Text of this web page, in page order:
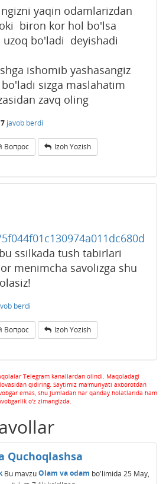
yaqin odamlarizdan
biron kor hol bo'lsa
bo'ladi deyishadi
ishomib yashasangiz
sizga maslahatim
zavq oling
javob berdi
Вопрос Izoh Yozish
ssilkada tush tabirlari
menimcha savolizga shu
berdi
Вопрос Izoh Yozish
Telegram kanallardan olindi. Maqoladagi
qidiring. Saytimiz ma'muriyati axborotdan
emas, shu jumladan har qanday holatlarida ham
o'z zimangizda.
Quchoqlashsa
Bu mavzuOlam va odam bo'limida 25 May,